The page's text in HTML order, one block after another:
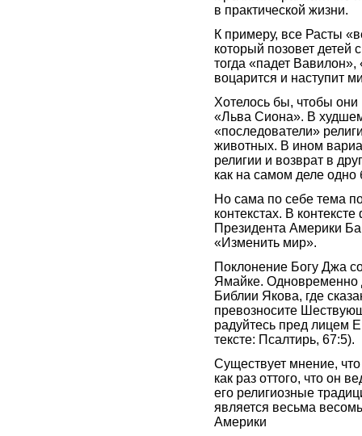
в практической жизни.
К примеру, все Расты
который позовет
тогда «падет
воцарится и наступит
Хотелось бы, чтобы они
«Льва Сиона». В
«последователи»
животных. В ином
религии и возврат в
как на самом деле одно
Но сама по себе тема
контекстах. В
Президента Америки
«Изменить мир».
Поклонение Богу Джа
Ямайке. Одновременно
Библии Якова, где
превозносите
радуйтесь пред лицем
тексте: Псалтирь, 67:5).
Существует мнение,
как раз оттого, что он
его религиозные
является весьма
Америки